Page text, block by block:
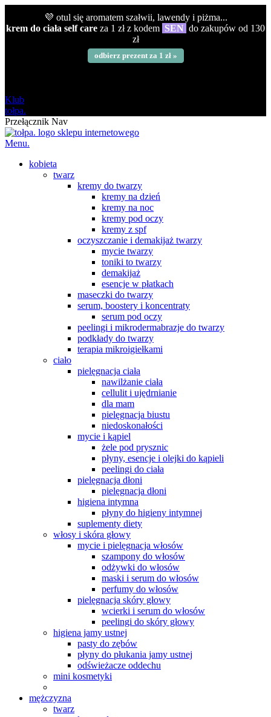
💜 otul się aromatem szałwii, lawendy i piżma...
krem do ciała self care za 1 zł z kodem SEN do zakupów od 130
zł
odbierz prezent za 1 zł »
Klub
tołpa.
Przełącznik Nav
Menu.
kobieta
twarz
kremy do twarzy
kremy na dzień
kremy na noc
kremy pod oczy
kremy z spf
oczyszczanie i demakijaż twarzy
mycie twarzy
toniki to twarzy
demakijaż
esencje w płatkach
maseczki do twarzy
serum, boostery i koncentraty
serum pod oczy
peelingi i mikrodermabrazje do twarzy
podkłady do twarzy
terapia mikroigiełkami
ciało
pielęgnacja ciała
nawilżanie ciała
cellulit i ujędrnianie
dla mam
pielęgnacja biustu
niedoskonałości
mycie i kąpiel
żele pod prysznic
płyny, esencje i olejki do kąpieli
peelingi do ciała
pielęgnacja dłoni
pielęgnacja dłoni
higiena intymna
płyny do higieny intymnej
suplementy diety
włosy i skóra głowy
mycie i pielęgnacja włosów
szampony do włosów
odżywki do włosów
maski i serum do włosów
perfumy do włosów
pielęgnacja skóry głowy
wcierki i serum do włosów
peelingi do skóry głowy
higiena jamy ustnej
pasty do zębów
płyny do płukania jamy ustnej
odświeżacze oddechu
mini kosmetyki
mężczyzna
twarz